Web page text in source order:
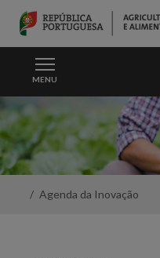
Skip to Main Content
MENU
de
Valor
-
Portal
Agricultura
Agenda da Inovação